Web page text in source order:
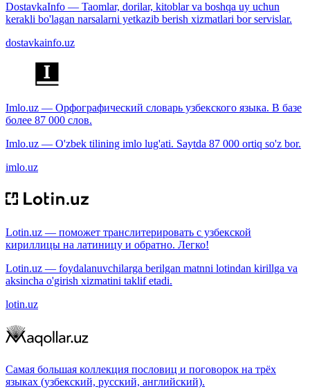
DostavkaInfo — Taomlar, dorilar, kitoblar va boshqa uy uchun
kerakli bo'lagan narsalarni yetkazib berish xizmatlari bor servislar.
dostavkainfo.uz
Imlo.uz — Орфографический словарь узбекского языка. В базе
более 87 000 слов.
Imlo.uz — O'zbek tilining imlo lug'ati. Saytda 87 000 ortiq so'z bor.
imlo.uz
Lotin.uz — поможет транслитерировать с узбекской
кириллицы на латиницу и обратно. Легко!
Lotin.uz — foydalanuvchilarga berilgan matnni lotindan kirillga va
aksincha o'girish xizmatini taklif etadi.
lotin.uz
Самая большая коллекция пословиц и поговорок на трёх
языках (узбекский, русский, английский).